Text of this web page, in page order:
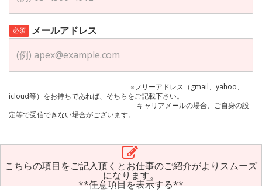
必須 メールアドレス
※フリーアドレス（gmail、yahoo、
icloud等）をお持ちであれば、そちらをご記載下さい。
キャリアメールの場合、ご自身の設
定等で受信できない場合がございます。
こちらの項目をご記入頂くとお仕事のご紹介がよりスムーズ
になります。
**任意項目を表示する**